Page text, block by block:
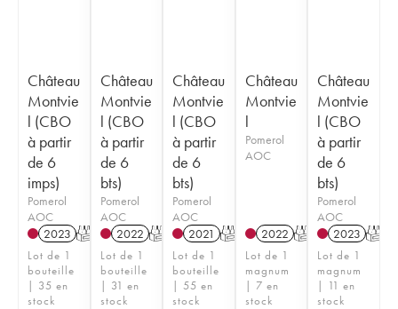
Château
Montvie
l (CBO
à partir
de 6
imps)
Pomerol
AOC
2023 T
Lot de 1
bouteille
| 35 en
stock
Château
Montvie
l (CBO
à partir
de 6
bts)
Pomerol
AOC
2022 T
Lot de 1
bouteille
| 31 en
stock
Château
Montvie
l (CBO
à partir
de 6
bts)
Pomerol
AOC
2021 T
Lot de 1
bouteille
| 55 en
stock
Château
Montvie
l
Pomerol
AOC
2022 T
Lot de 1
magnum
| 7 en
stock
Château
Montvie
l (CBO
à partir
de 6
bts)
Pomerol
AOC
2023 T
Lot de 1
magnum
| 11 en
stock